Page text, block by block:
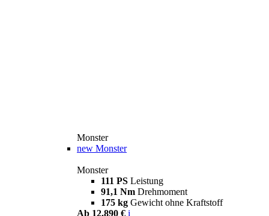
Monster
new Monster
Monster
111 PS Leistung
91,1 Nm Drehmoment
175 kg Gewicht ohne Kraftstoff
Ab 12.890 € i